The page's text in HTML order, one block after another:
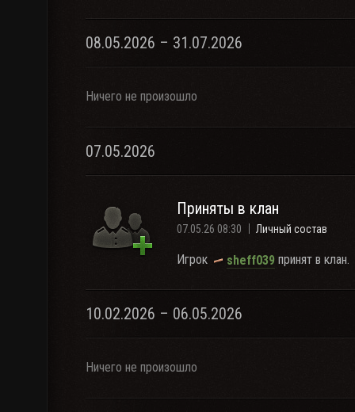
08.05.2026 – 31.07.2026
Ничего не произошло
07.05.2026
Приняты в клан
07.05.26 08:30 Личный состав
Игрок sheff039 принят в клан.
10.02.2026 – 06.05.2026
Ничего не произошло